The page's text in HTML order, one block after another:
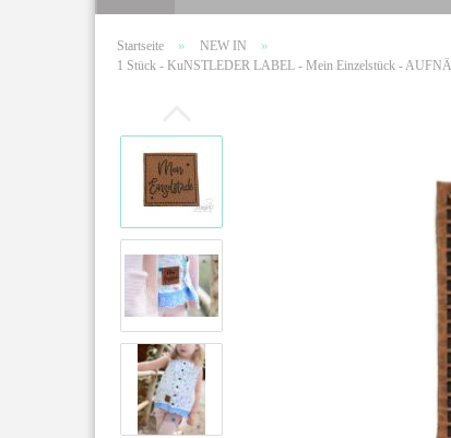
Startseite » NEW IN »
1 Stück - KuNSTLEDER LABEL - Mein Einzelstück -